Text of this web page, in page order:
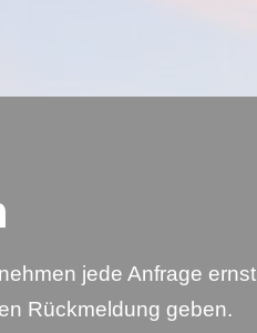
jede Anfrage ernst
Rückmeldung geben.